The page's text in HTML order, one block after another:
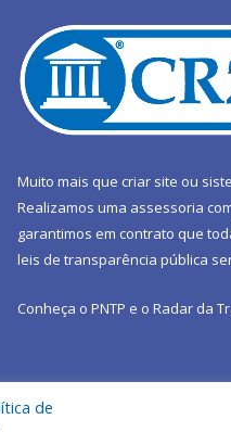
Muito mais que criar site ou
Realizamos uma assessoria
garantimos em contrato que
leis de transparência pública
Conheça o PNTP e o Radar da
Site
de